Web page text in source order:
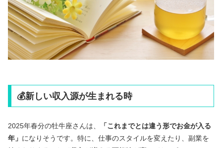
💰新しい収入源が生まれる時
2025年春分の牡牛座さんは、
「これまでとは違う形でお金が入る
年」 になりそうです。特に、仕事のスタイルを変えたり、副業を